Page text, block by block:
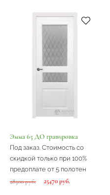
Эмма 65 ДО гравировка
Под заказ. Стоимость со
скидкой только при 100%
предоплате от 5 полотен
28300 руб. 25470 руб.